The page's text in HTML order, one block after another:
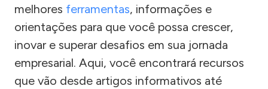
melhores ferramentas, informações e
orientações para que você possa crescer,
inovar e superar desafios em sua jornada
empresarial. Aqui, você encontrará recursos
que vão desde artigos informativos até